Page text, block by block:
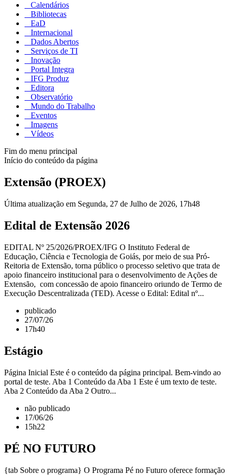
Calendários
Bibliotecas
EaD
Internacional
Dados Abertos
Serviços de TI
Inovação
Portal Integra
IFG Produz
Editora
Observatório
Mundo do Trabalho
Eventos
Imagens
Vídeos
Fim do menu principal
Início do conteúdo da página
Extensão (PROEX)
Última atualização em Segunda, 27 de Julho de 2026, 17h48
Edital de Extensão 2026
EDITAL Nº 25/2026/PROEX/IFG O Instituto Federal de
Educação, Ciência e Tecnologia de Goiás, por meio de sua Pró-
Reitoria de Extensão, torna público o processo seletivo que trata de
apoio financeiro institucional para o desenvolvimento de Ações de
Extensão, com concessão de apoio financeiro oriundo de Termo de
Execução Descentralizada (TED). Acesse o Edital: Edital nº...
publicado
27/07/26
17h40
Estágio
Página Inicial Este é o conteúdo da página principal. Bem-vindo ao
portal de teste. Aba 1 Conteúdo da Aba 1 Este é um texto de teste.
Aba 2 Conteúdo da Aba 2 Outro...
não publicado
17/06/26
15h22
PÉ NO FUTURO
{tab Sobre o programa} O Programa Pé no Futuro oferece formação